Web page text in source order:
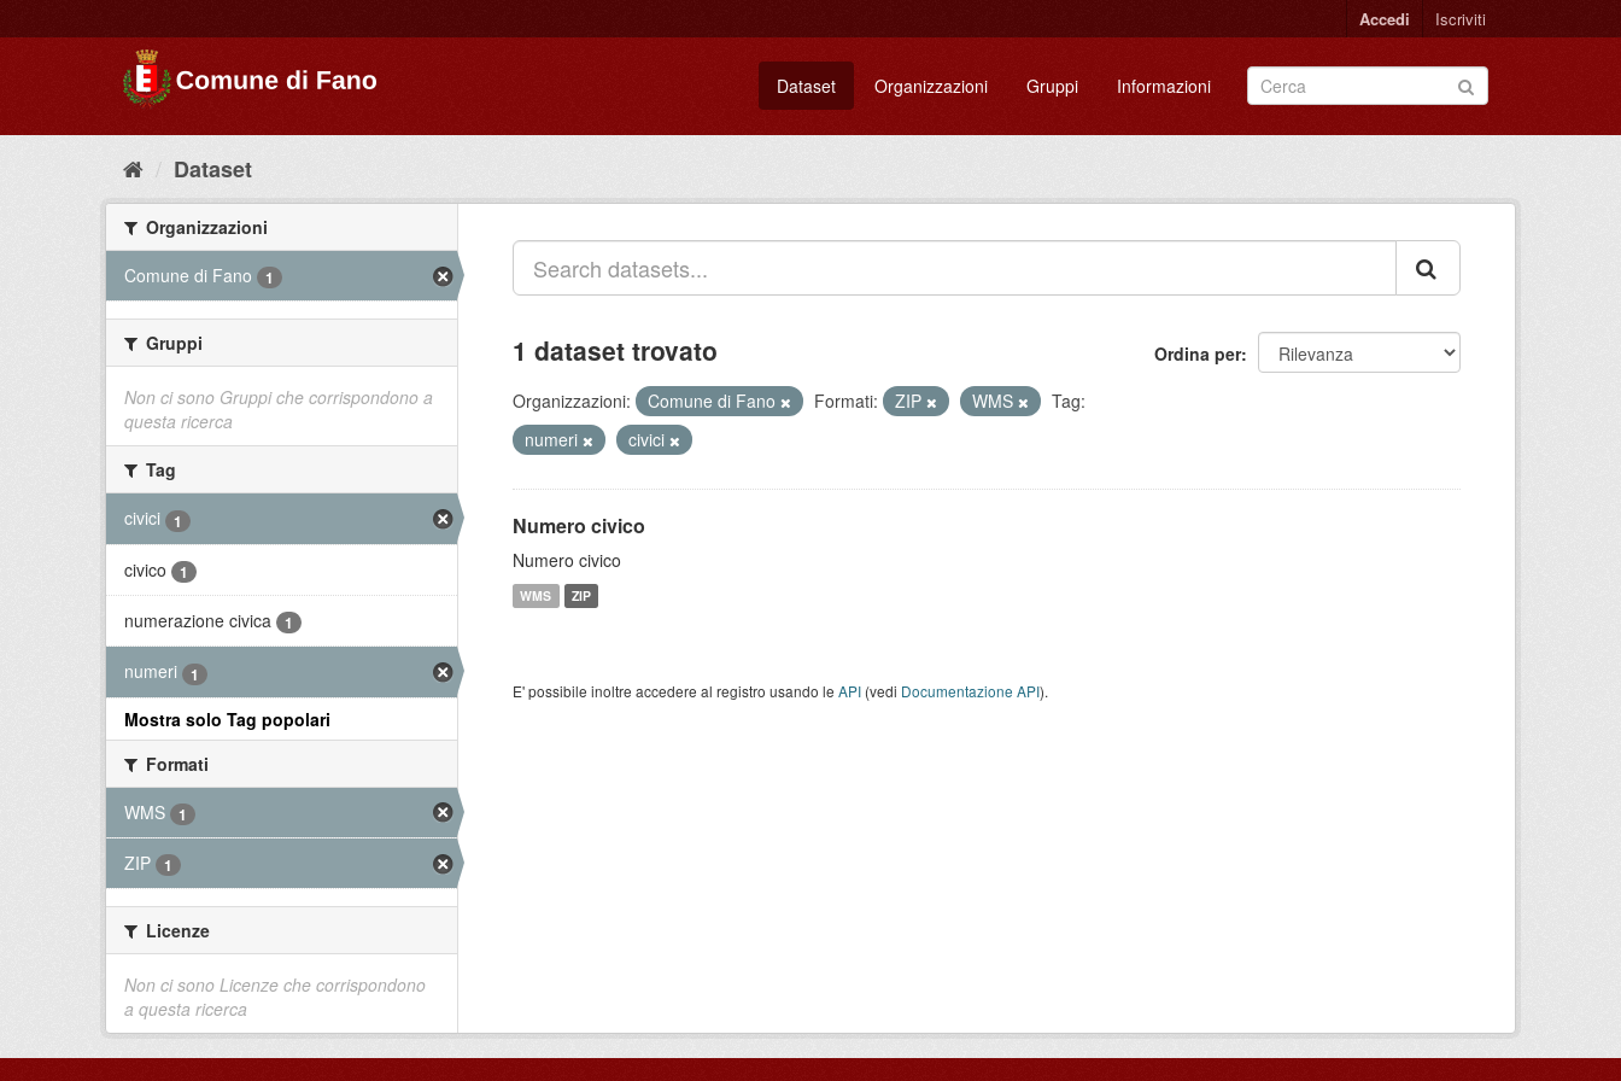
Accedi Iscriviti
Dataset Organizzazioni Gruppi Informazioni
Dataset
Organizzazioni
Comune di Fano
1
Gruppi
Non ci sono Gruppi che corrispondono a
questa ricerca
Tag
civici
1
civico 1
numerazione civica 1
numeri 1
Mostra solo Tag popolari
Formati
WMS
1
ZIP 1
Licenze
Non ci sono Licenze che corrispondono
a questa ricerca
Ordina per
1 dataset trovato
Organizzazioni: Comune di Fano Formati: ZIP WMS
Tag:
numeri
civici
Numero civico
Numero civico
WMS ZIP
E' possibile inoltre accedere al registro usando le API (vedi Documentazione API).